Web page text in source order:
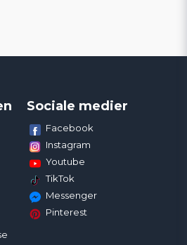
Sociale medier
Facebook
Instagram
Youtube
TikTok
Messenger
Pinterest